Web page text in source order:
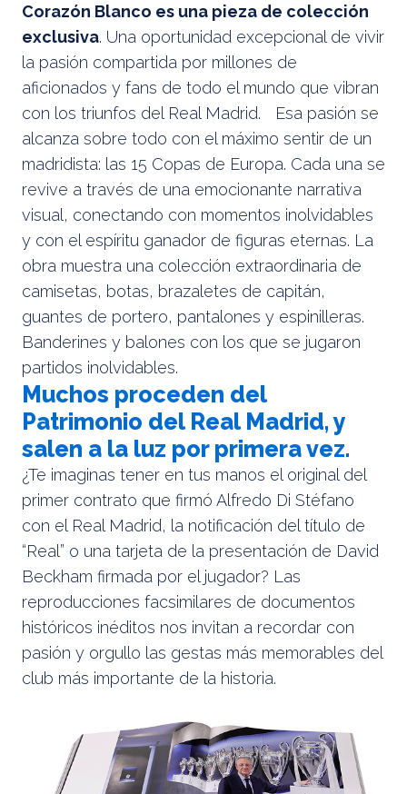
Corazón Blanco es una pieza de colección
exclusiva. Una oportunidad excepcional de vivir
la pasión compartida por millones de
aficionados y fans de todo el mundo que vibran
con los triunfos del Real Madrid. Esa pasión se
alcanza sobre todo con el máximo sentir de un
madridista: las 15 Copas de Europa. Cada una se
revive a través de una emocionante narrativa
visual, conectando con momentos inolvidables
y con el espíritu ganador de figuras eternas. La
obra muestra una colección extraordinaria de
camisetas, botas, brazaletes de capitán,
guantes de portero, pantalones y espinilleras.
Banderines y balones con los que se jugaron
partidos inolvidables.
Muchos proceden del
Patrimonio del Real Madrid, y
salen a la luz por primera vez.
¿Te imaginas tener en tus manos el original del
primer contrato que firmó Alfredo Di Stéfano
con el Real Madrid, la notificación del título de
“Real” o una tarjeta de la presentación de David
Beckham firmada por el jugador? Las
reproducciones facsimilares de documentos
históricos inéditos nos invitan a recordar con
pasión y orgullo las gestas más memorables del
club más importante de la historia.